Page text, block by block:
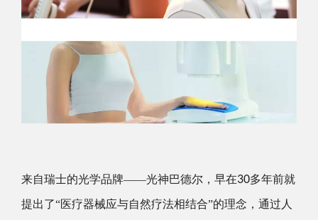
来自瑞士的光学品牌——光神巴德尔，早在30多年前就
提出了“医疗器械应与自然疗法相结合”的理念，通过人